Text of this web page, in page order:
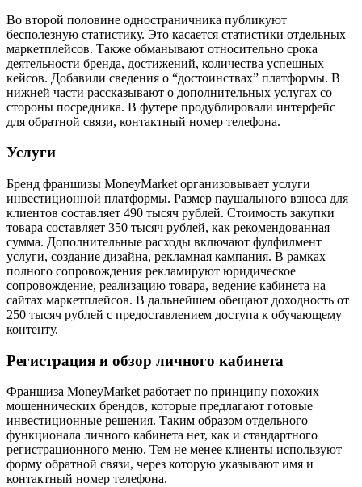
Во второй половине одностраничника публикуют
бесполезную статистику. Это касается статистики отдельных
маркетплейсов. Также обманывают относительно срока
деятельности бренда, достижений, количества успешных
кейсов. Добавили сведения о “достоинствах” платформы. В
нижней части рассказывают о дополнительных услугах со
стороны посредника. В футере продублировали интерфейс
для обратной связи, контактный номер телефона.
Услуги
Бренд франшизы MoneyMarket организовывает услуги
инвестиционной платформы. Размер паушального взноса для
клиентов составляет 490 тысяч рублей. Стоимость закупки
товара составляет 350 тысяч рублей, как рекомендованная
сумма. Дополнительные расходы включают фулфилмент
услуги, создание дизайна, рекламная кампания. В рамках
полного сопровождения рекламируют юридическое
сопровождение, реализацию товара, ведение кабинета на
сайтах маркетплейсов. В дальнейшем обещают доходность от
250 тысяч рублей с предоставлением доступа к обучающему
контенту.
Регистрация и обзор личного кабинета
Франшиза MoneyMarket работает по принципу похожих
мошеннических брендов, которые предлагают готовые
инвестиционные решения. Таким образом отдельного
функционала личного кабинета нет, как и стандартного
регистрационного меню. Тем не менее клиенты используют
форму обратной связи, через которую указывают имя и
контактный номер телефона.